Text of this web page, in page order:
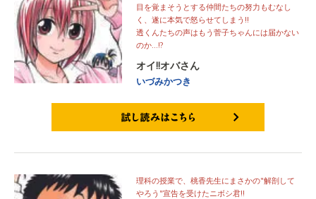
目を覚まそうとする仲間たちの努力もむなし
く、遂に本気で怒らせてしまう!!
透くんたちの声はもう菅子ちゃんには届かない
のか…!?
オイ!!オバさん
いづみかつき
理科の授業で、桃香先生にまさかの"解剖して
やろう"宣告を受けたニボシ君!!